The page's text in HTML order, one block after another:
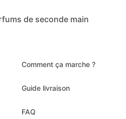
de seconde main
Comment ça marche ?
Guide livraison
FAQ